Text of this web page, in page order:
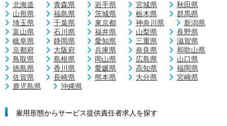
北海道 青森県 岩手県 宮城県
秋田県
山形県
福島県 茨城県 栃木県
群馬県
埼玉県
千葉県 東京都 神奈川県
新潟県
富山県
石川県 福井県 山梨県
長野県
岐阜県
静岡県 愛知県 三重県
滋賀県
京都府
大阪府 兵庫県 奈良県
和歌山県
鳥取県
島根県 岡山県 広島県
山口県
徳島県
香川県 愛媛県 高知県
福岡県
佐賀県
長崎県 熊本県 大分県
宮崎県
鹿児島県
沖縄県
雇用形態からサービス提供責任者求人を探す